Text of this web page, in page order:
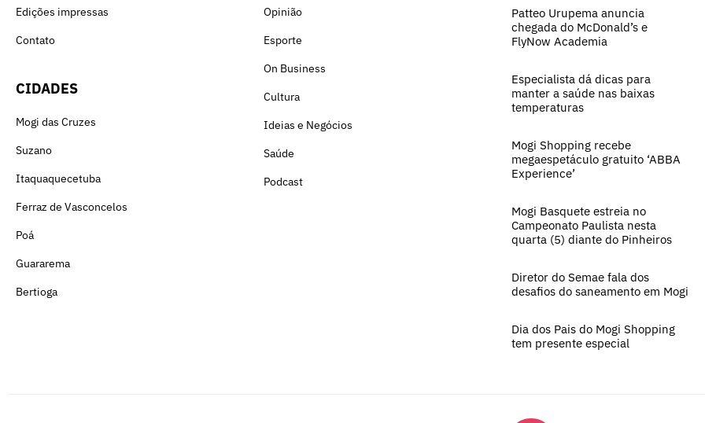
Edições impressas
Contato
CIDADES
Mogi das Cruzes
Suzano
Itaquaquecetuba
Ferraz de Vasconcelos
Poá
Guararema
Bertioga
Opinião
Esporte
On Business
Cultura
Ideias e Negócios
Saúde
Podcast
Patteo Urupema anuncia
chegada do McDonald’s e
FlyNow Academia
Especialista dá dicas para
manter a saúde nas baixas
temperaturas
Mogi Shopping recebe
megaespetáculo gratuito ‘ABBA
Experience’
Mogi Basquete estreia no
Campeonato Paulista nesta
quarta (5) diante do Pinheiros
Diretor do Semae fala dos
desafios do saneamento em Mogi
Dia dos Pais do Mogi Shopping
tem presente especial